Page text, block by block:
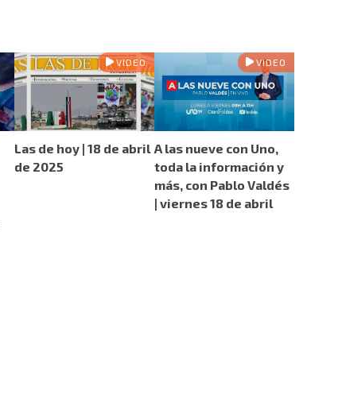
VIDEO
Las de hoy | 18 de abril
de 2025
VIDEO
A las nueve con Uno,
toda la información y
más, con Pablo Valdés
| viernes 18 de abril